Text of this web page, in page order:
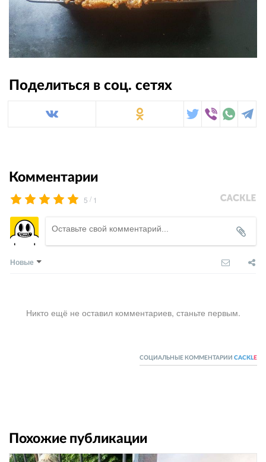
Поделиться в соц. сетях
Комментарии
5 / 1
Новые
Никто ещё не оставил комментариев, станьте первым.
СОЦИАЛЬНЫЕ КОММЕНТАРИИ CACKL E
Похожие публикации